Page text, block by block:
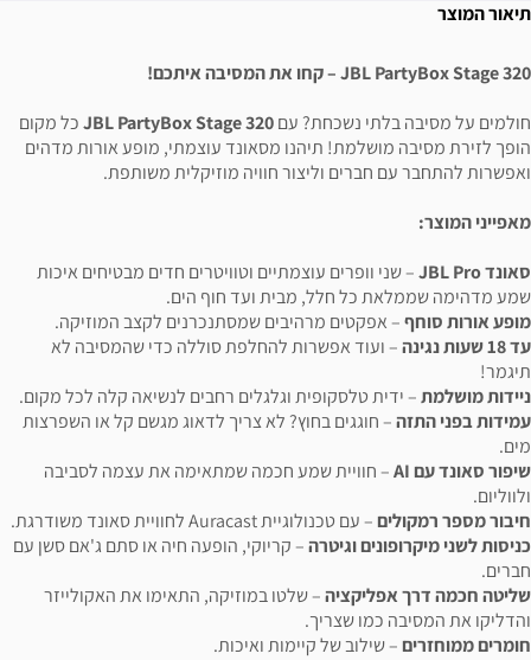
תיאור המוצר
JBL PartyBox Stage 320 – קחו את המסיבה איתכם!
חולמים על מסיבה בלתי נשכחת? עםJBL PartyBox Stage 320כל מקום
הופך לזירת מסיבה מושלמת! תיהנו מסאונד עוצמתי, מופע אורות מדהים
ואפשרות להתחבר עם חברים וליצור חוויה מוזיקלית משותפת.
מאפייני המוצר:
סאונד JBL Pro
– שני וופרים עוצמתיים וטוויטרים חדים מבטיחים איכות
שמע מדהימה שממלאת כל חלל, מבית ועד חוף הים.
מופע אורות סוחף– אפקטים מרהיבים שמסתנכרנים לקצב המוזיקה.
עד 18 שעות נגינה
– ועוד אפשרות להחלפת סוללה כדי שהמסיבה לא
תיגמר!
ניידות מושלמת– ידית טלסקופית וגלגלים רחבים לנשיאה קלה לכל מקום.
עמידות בפני התזה– חוגגים בחוץ? לא צריך לדאוג מגשם קל או השפרצות
מים.
שיפור סאונד עם AI
– חוויית שמע חכמה שמתאימה את עצמה לסביבה
ולווליום.
חיבור מספר רמקולים– עם טכנולוגיית Auracast לחוויית סאונד משודרגת.
כניסות לשני מיקרופונים וגיטרה– קריוקי, הופעה חיה או סתם ג'אם סשן עם
חברים.
שליטה חכמה דרך אפליקציה– שלטו במוזיקה, התאימו את האקולייזר
והדליקו את המסיבה כמו שצריך.
חומרים ממוחזרים– שילוב של קיימות ואיכות.